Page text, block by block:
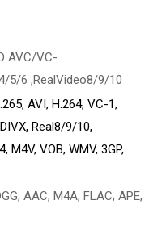
AVC/VC-
5/6 ,RealVideo8/9/10
AVI, H.264, VC-1,
Real8/9/10,
M4V, VOB, WMV, 3GP,
AAC, M4A, FLAC, APE,